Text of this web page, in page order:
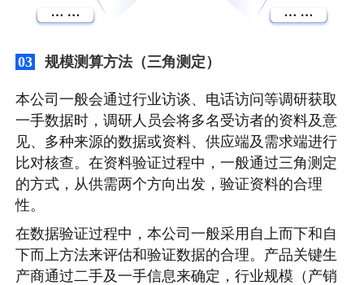
03 规模测算方法（三角测定）
本公司一般会通过行业访谈、电话访问等调研获取
一手数据时，调研人员会将多名受访者的资料及意
见、多种来源的数据或资料、供应端及需求端进行
比对核查。在资料验证过程中，一般通过三角测定
的方式，从供需两个方向出发，验证资料的合理
性。
在数据验证过程中，本公司一般采用自上而下和自
下而上方法来评估和验证数据的合理。产品关键生
产商通过二手及一手信息来确定，行业规模（产销